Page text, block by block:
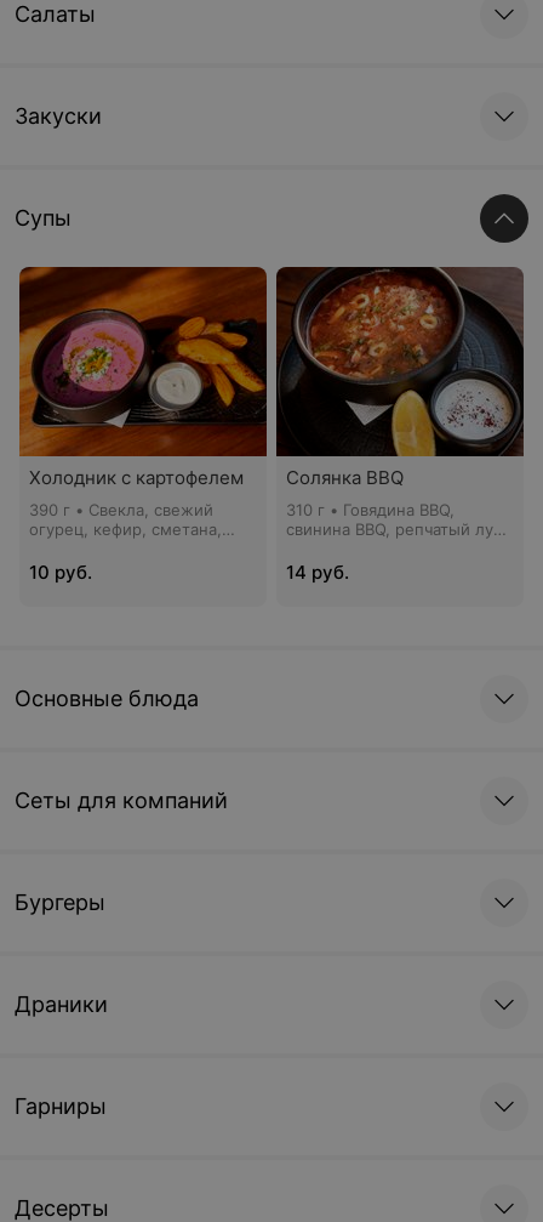
Салаты
Закуски
Супы
Холодник с картофелем
390 г • Свекла, свежий
огурец, кефир, сметана,
10 руб.
Солянка BBQ
310 г • Говядина BBQ,
свинина BBQ, репчатый лук,
томатный соус, оливки,
лимон, сметана
14 руб.
Основные блюда
Сеты для компаний
Бургеры
Драники
Гарниры
Десерты